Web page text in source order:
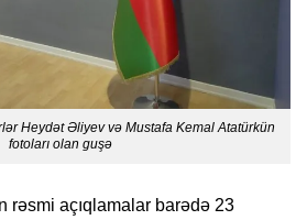
Heydət Əliyev və Mustafa Kemal Atatürkün
fotoları olan guşə
rəsmi açıqlamalar barədə 23